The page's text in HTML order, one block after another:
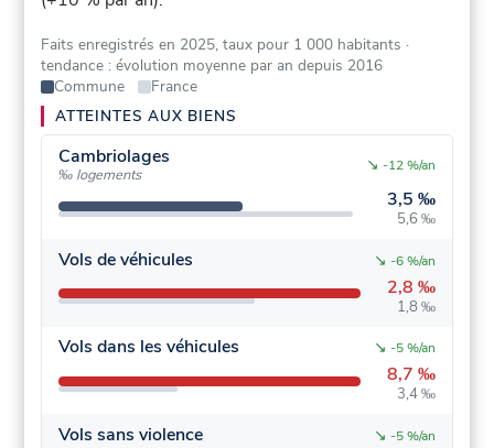
Faits enregistrés en 2025, taux pour 1 000 habitants ·
tendance : évolution moyenne par an depuis 2016
Commune
France
ATTEINTES AUX BIENS
Cambriolages
‰ logements
3,5 ‰
5,6 ‰
↘ -12 %/an
Vols de véhicules
2,8 ‰
1,8 ‰
↘ -6 %/an
Vols dans les véhicules
8,7 ‰
3,4 ‰
↘ -5 %/an
Vols sans violence
↘ -5 %/an